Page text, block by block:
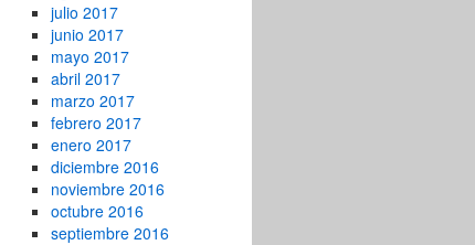
julio 2017
junio 2017
mayo 2017
abril 2017
marzo 2017
febrero 2017
enero 2017
diciembre 2016
noviembre 2016
octubre 2016
septiembre 2016